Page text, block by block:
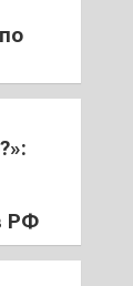
РФ